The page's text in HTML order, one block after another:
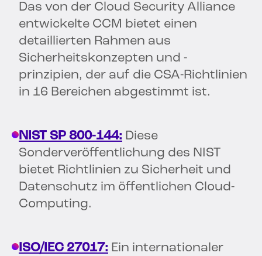
Das von der Cloud Security Alliance
entwickelte CCM bietet einen
detaillierten Rahmen aus
Sicherheitskonzepten und -
prinzipien, der auf die CSA-Richtlinien
in 16 Bereichen abgestimmt ist.
NIST SP 800-144: Diese
Sonderveröffentlichung des NIST
bietet Richtlinien zu Sicherheit und
Datenschutz im öffentlichen Cloud-
Computing.
ISO/IEC 27017: Ein internationaler